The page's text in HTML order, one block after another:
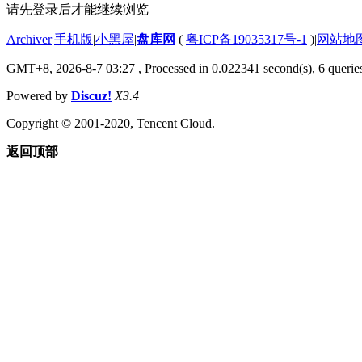
请先登录后才能继续浏览
Archiver|手机版|小黑屋|盘库网 ( 粤ICP备19035317号-1 )|网站地
GMT+8, 2026-8-7 03:27 , Processed in 0.022341 second(s), 6
Powered by Discuz! X3.4
Copyright © 2001-2020, Tencent Cloud.
返回顶部